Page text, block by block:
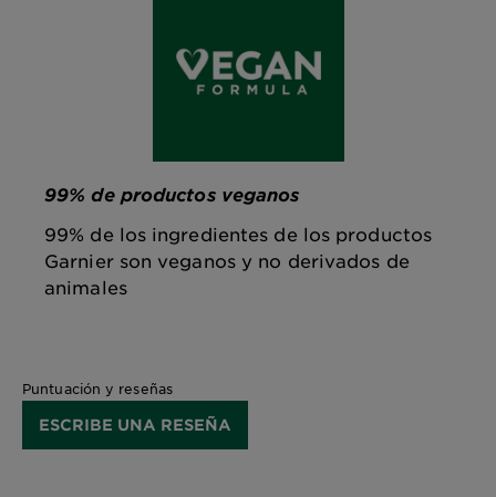
99% de productos veganos
99% de los ingredientes de los productos
Garnier son veganos y no derivados de
animales
Puntuación y reseñas
ESCRIBE UNA RESEÑA